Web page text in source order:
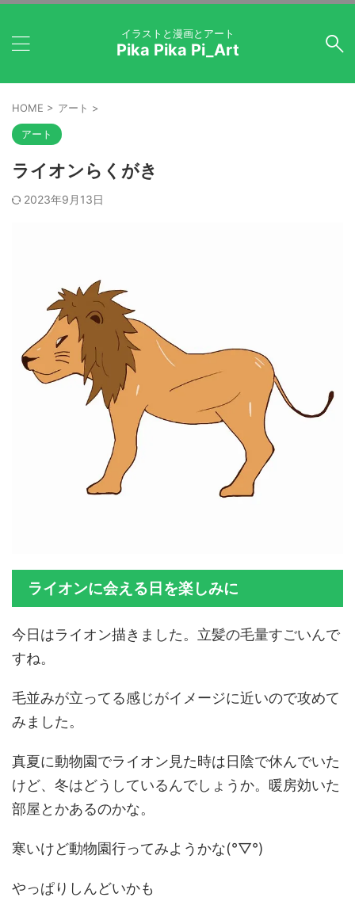
イラストと漫画とアート
Pika Pika Pi_Art
HOME > アート >
アート
ライオンらくがき
2023年9月13日
ライオンに会える日を楽しみに
今日はライオン描きました。立髪の毛量すごいんで
すね。
毛並みが立ってる感じがイメージに近いので攻めて
みました。
真夏に動物園でライオン見た時は日陰で休んでいた
けど、冬はどうしているんでしょうか。暖房効いた
部屋とかあるのかな。
寒いけど動物園行ってみようかな(°▽°)
やっぱりしんどいかも